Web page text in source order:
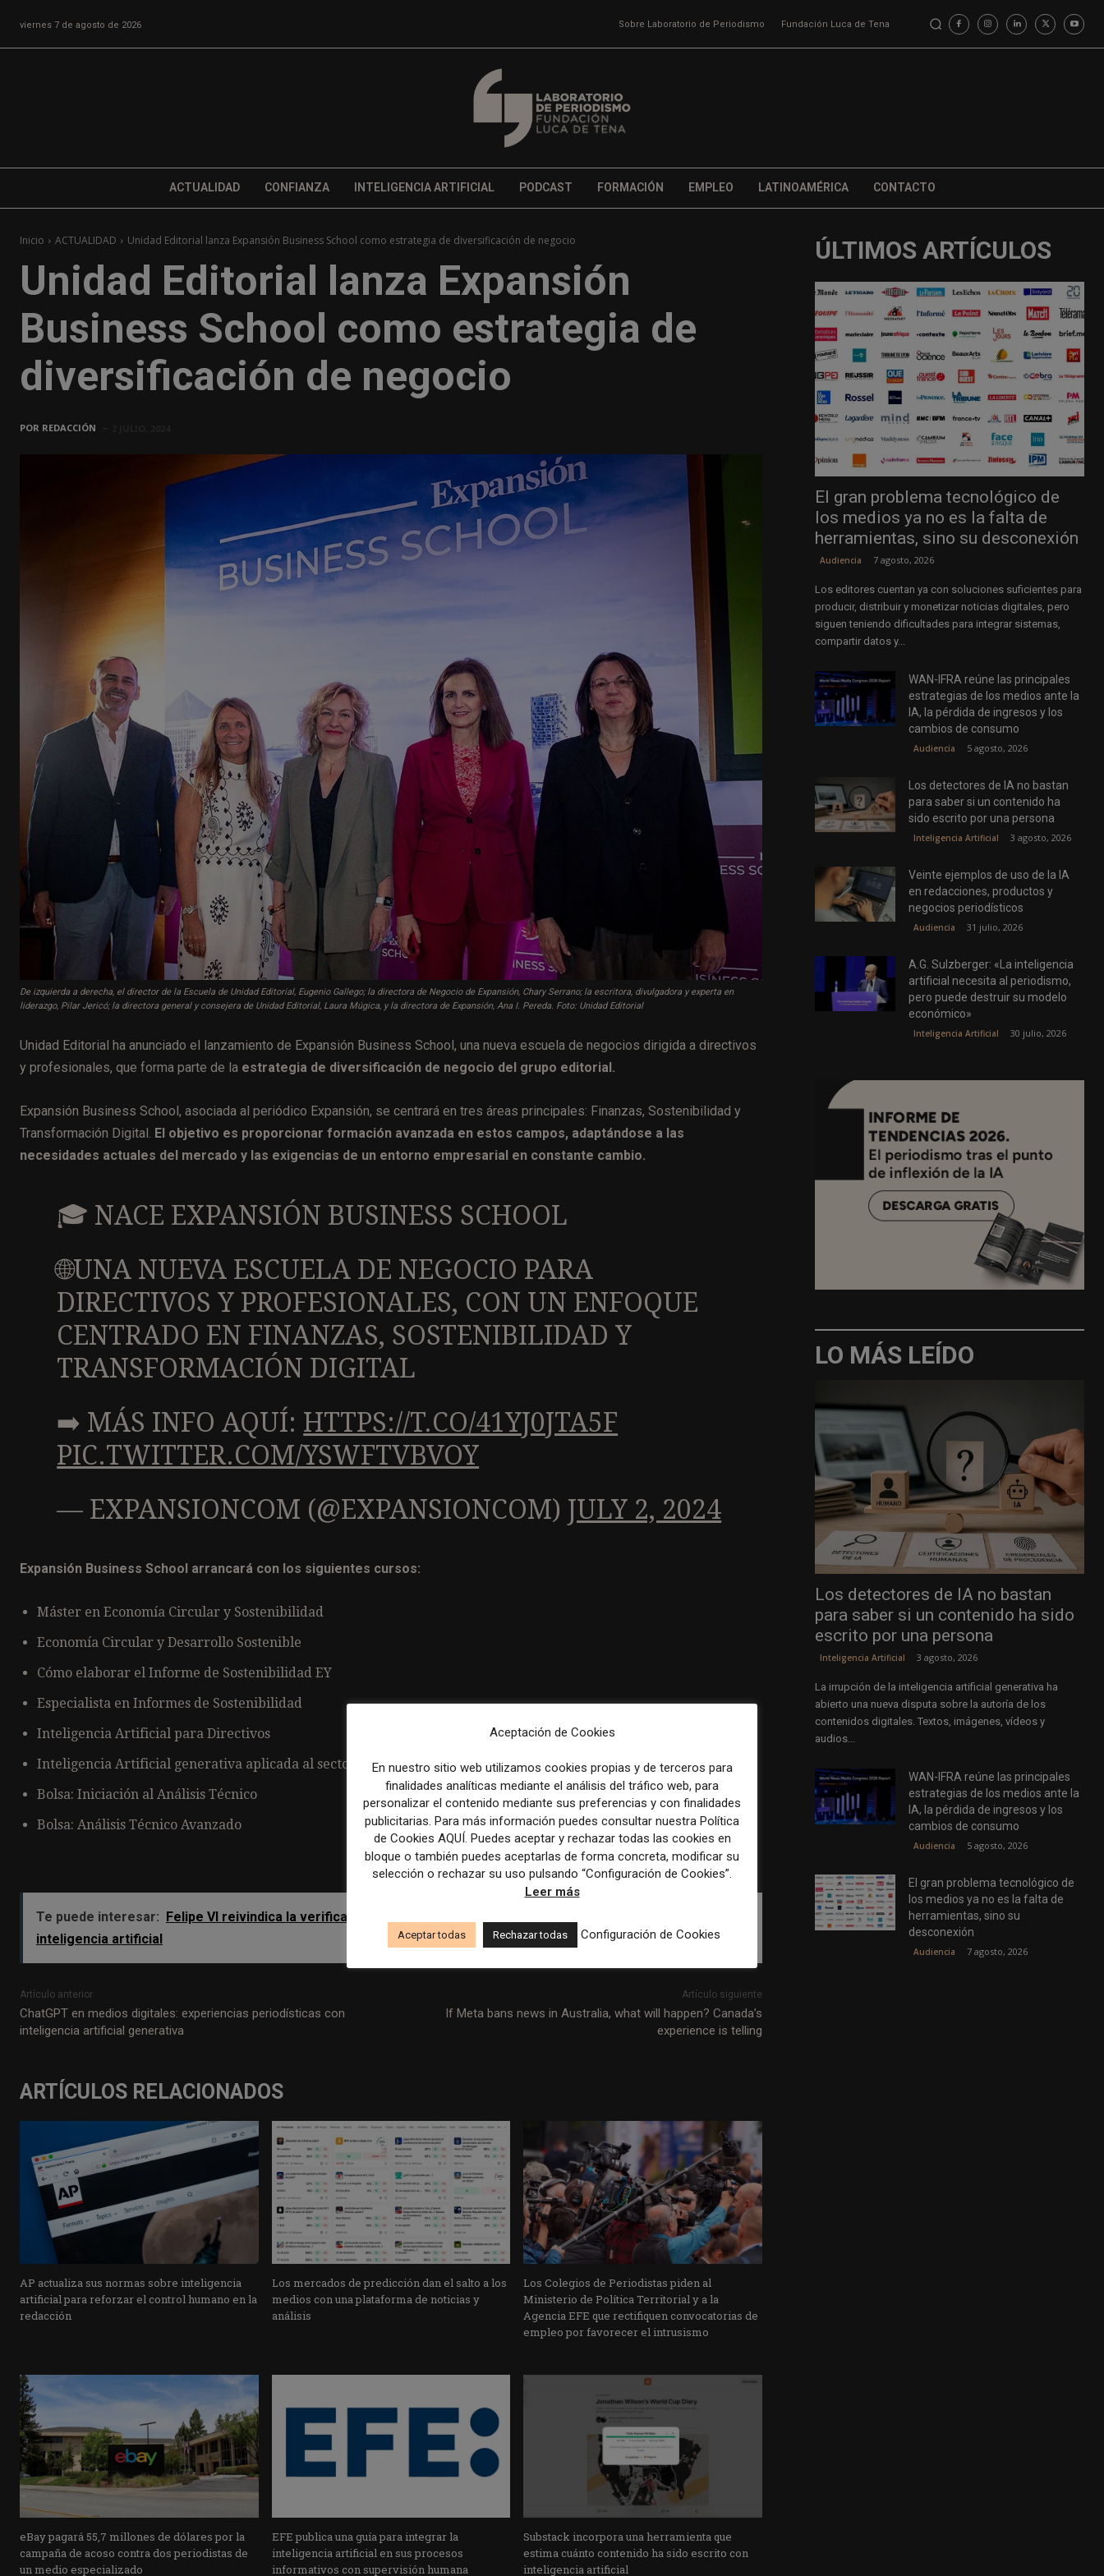
viernes 7 de agosto de 2026 Sobre Laboratorio de Periodismo Fundación Luca de Tena
ACTUALIDAD CONFIANZA INTELIGENCIA ARTIFICIAL PODCAST FORMACIÓN EMPLEO LATINOAMÉRICA CONTACTO
Inicio ACTUALIDAD Unidad Editorial lanza Expansión Business School como estrategia de diversificación de negocio
Unidad Editorial lanza Expansión
Business School como estrategia de
diversificación de negocio
POR REDACCIÓN
De izquierda a derecha, el director de la Escuela de Unidad Editorial, Eugenio Gallego; la directora de Negocio de Expansión, Chary Serrano; la escritora, divulgadora y experta en
liderazgo, Pilar Jericó; la directora general y consejera de Unidad Editorial, Laura Múgica, y la directora de Expansión, Ana I. Pereda. Foto: Unidad Editorial
Unidad Editorial ha anunciado el lanzamiento de Expansión Business School, una nueva escuela de negocios dirigida a directivos
y profesionales, que forma parte de la estrategia de diversificación de negocio del grupo editorial.
Expansión Business School, asociada al periódico Expansión, se centrará en tres áreas principales: Finanzas, Sostenibilidad y
Transformación Digital. El objetivo es proporcionar formación avanzada en estos campos, adaptándose a las
necesidades actuales del mercado y las exigencias de un entorno empresarial en constante cambio.
🎓 NACE EXPANSIÓN BUSINESS SCHOOL
🌐UNA NUEVA ESCUELA DE NEGOCIO PARA
DIRECTIVOS Y PROFESIONALES, CON UN ENFOQUE
CENTRADO EN FINANZAS, SOSTENIBILIDAD Y
TRANSFORMACIÓN DIGITAL
➡️ MÁS INFO AQUÍ: HTTPS://T.CO/41YJ0JTA5F
PIC.TWITTER.COM/YSWFTVBVOY
— EXPANSIONCOM (@EXPANSIONCOM) JULY 2, 2024
Expansión Business School arrancará con los siguientes cursos:
Máster en Economía Circular y Sostenibilidad
Economía Circular y Desarrollo Sostenible
Cómo elaborar el Informe de Sostenibilidad EY
Especialista en Informes de Sostenibilidad
Inteligencia Artificial para Directivos
Inteligencia Artificial generativa aplicada al sector legal
Bolsa: Iniciación al Análisis Técnico
Bolsa: Análisis Técnico Avanzado
Te puede interesar: Felipe VI reivindica la verificación y el criterio periodístico frente a la desinformación y la
inteligencia artificial
Artículo anterior
ChatGPT en medios digitales: experiencias periodísticas con
inteligencia artificial generativa
Artículo siguiente
If Meta bans news in Australia, what will happen? Canada’s
experience is telling
ARTÍCULOS RELACIONADOS
AP actualiza sus normas sobre inteligencia
artificial para reforzar el control humano en la
redacción
Los mercados de predicción dan el salto a los
medios con una plataforma de noticias y
análisis
Los Colegios de Periodistas piden al
Ministerio de Política Territorial y a la
Agencia EFE que rectifiquen convocatorias de
empleo por favorecer el intrusismo
eBay pagará 55,7 millones de dólares por la
campaña de acoso contra dos periodistas de
un medio especializado
EFE publica una guía para integrar la
inteligencia artificial en sus procesos
informativos con supervisión humana
Substack incorpora una herramienta que
estima cuánto contenido ha sido escrito con
inteligencia artificial
ÚLTIMOS ARTÍCULOS
El gran problema tecnológico de
los medios ya no es la falta de
herramientas, sino su desconexión
Audiencia 7 agosto, 2026
Los editores cuentan ya con soluciones suficientes para
producir, distribuir y monetizar noticias digitales, pero
siguen teniendo dificultades para integrar sistemas,
compartir datos y...
WAN-IFRA reúne las principales
estrategias de los medios ante la
IA, la pérdida de ingresos y los
cambios de consumo
Audiencia 5 agosto, 2026
Los detectores de IA no bastan
para saber si un contenido ha
sido escrito por una persona
Inteligencia Artificial 3 agosto, 2026
Veinte ejemplos de uso de la IA
en redacciones, productos y
negocios periodísticos
Audiencia 31 julio, 2026
A.G. Sulzberger: «La inteligencia
artificial necesita al periodismo,
pero puede destruir su modelo
económico»
Inteligencia Artificial 30 julio, 2026
LO MÁS LEÍDO
Los detectores de IA no bastan
para saber si un contenido ha sido
escrito por una persona
Inteligencia Artificial 3 agosto, 2026
La irrupción de la inteligencia artificial generativa ha
abierto una nueva disputa sobre la autoría de los
contenidos digitales. Textos, imágenes, vídeos y
audios...
WAN-IFRA reúne las principales
estrategias de los medios ante la
IA, la pérdida de ingresos y los
cambios de consumo
Audiencia 5 agosto, 2026
El gran problema tecnológico de
los medios ya no es la falta de
herramientas, sino su
desconexión
Audiencia 7 agosto, 2026
Aceptación de Cookies
En nuestro sitio web utilizamos cookies propias y de terceros para
finalidades analíticas mediante el análisis del tráfico web, para
personalizar el contenido mediante sus preferencias y con finalidades
publicitarias. Para más información puedes consultar nuestra Política
de Cookies AQUÍ. Puedes aceptar y rechazar todas las cookies en
bloque o también puedes aceptarlas de forma concreta, modificar su
selección o rechazar su uso pulsando “Configuración de Cookies”.
Leer más
Aceptar todas Rechazar todas Configuración de Cookies